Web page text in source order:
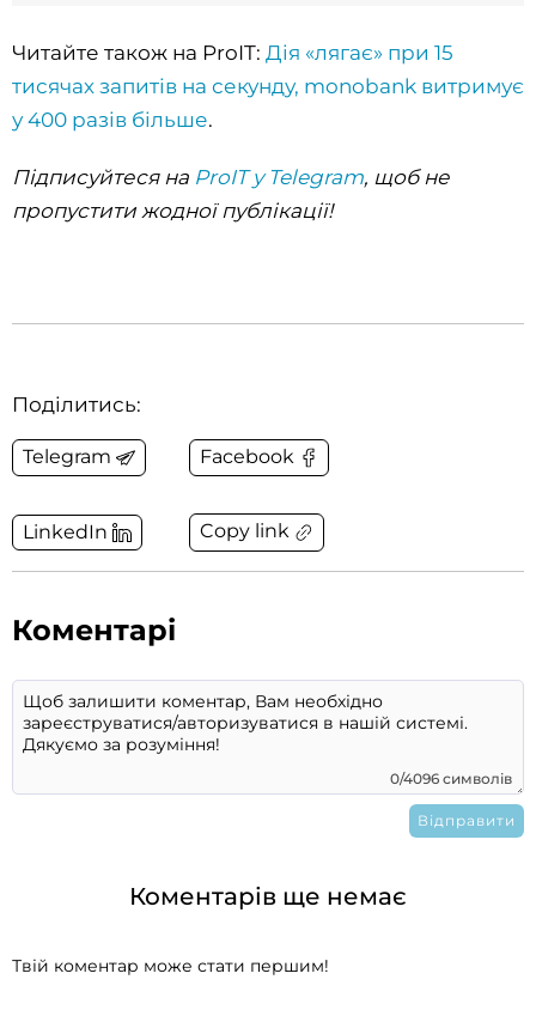
Читайте також на ProIT: Дія «лягає» при 15
тисячах запитів на секунду, monobank витримує
у 400 разів більше.
Підписуйтеся на ProIT у Telegram, щоб не
пропустити жодної публікації!
Поділитись:
Telegram Facebook
LinkedIn Copy link
Коментарі
0/4096 символів
Коментарів ще немає
Твій коментар може стати першим!